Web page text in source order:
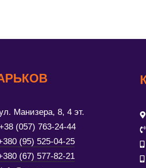
Манизера, 8, 4 эт.
(057) 763-24-44
(95) 525-04-25
(67) 577-82-21